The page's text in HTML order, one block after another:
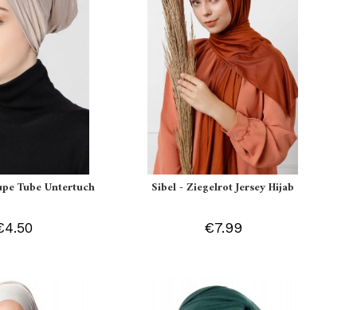
Tube Untertuch Sibel - Ziegelrot Jersey Hijab
€7.99